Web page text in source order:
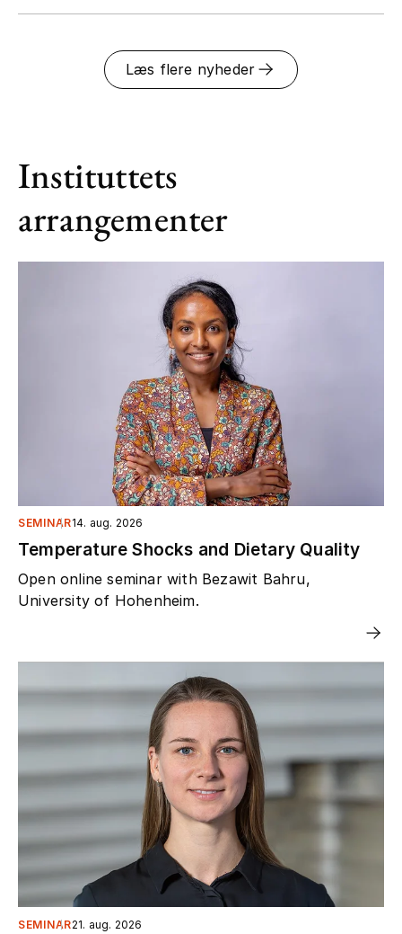
Læs flere nyheder
Instituttets
arrangementer
SEMINAR14. aug. 2026
Temperature Shocks and Dietary Quality
Open online seminar with Bezawit Bahru,
University of Hohenheim.
SEMINAR21. aug. 2026